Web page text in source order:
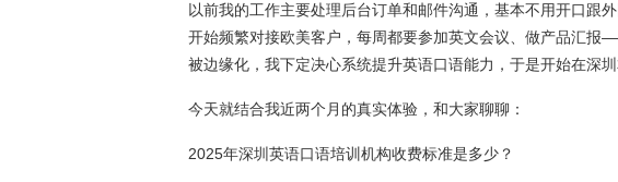
以前我的工作主要处理后台订单和邮件沟通，基本不用开口跟
开始频繁对接欧美客户，每周都要参加英文会议、做产品汇
被边缘化，我下定决心系统提升英语口语能力，于是开始在深
今天就结合我近两个月的真实体验，和大家聊聊：
2025年深圳英语口语培训机构收费标准是多少？